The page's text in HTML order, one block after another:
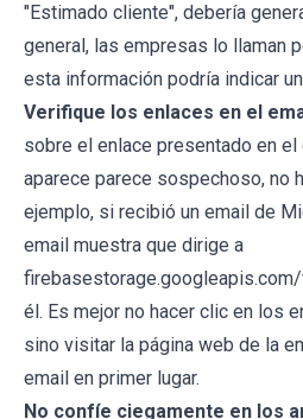
"Estimado cliente", debería
general, las empresas lo llaman
esta información podría indicar
Verifique los enlaces en el
sobre el enlace presentado en
aparece parece sospechoso, no
ejemplo, si recibió un email de
email muestra que dirige a
firebasestorage.googleapis.com/
él. Es mejor no hacer clic en los
sino visitar la página web de la
email en primer lugar.
No confíe ciegamente en los